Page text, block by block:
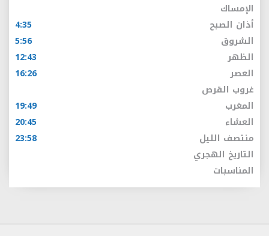
الإمساك
أذان الصبح
4:35
الشروق
5:56
الظهر
12:43
العصر
16:26
غروب القرص
المغرب
19:49
العشاء
20:45
منتصف الليل
23:58
التاريخ الهجري
المناسبات